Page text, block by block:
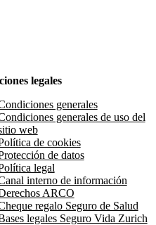
legales
generales
generales de uso del
web
de cookies
de datos
legal
interno de información
ARCO
regalo Seguro de Salud
legales Seguro Vida Zurich